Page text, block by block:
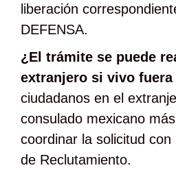
liberación
DEFENSA.
¿El trámite se puede
extranjero si vivo fuera
ciudadanos en el
consulado mexicano
coordinar la solicitud con
de Reclutamiento.